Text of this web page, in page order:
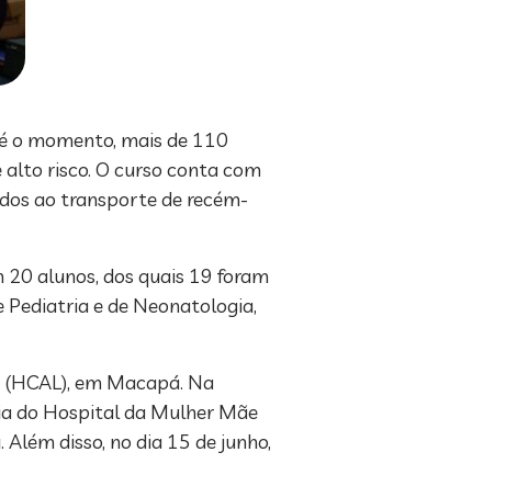
o momento, mais de 110
risco. O curso conta com
ao transporte de recém-
alunos, dos quais 19 foram
Pediatria e de Neonatologia,
em Macapá. Na
do Hospital da Mulher Mãe
disso, no dia 15 de junho,